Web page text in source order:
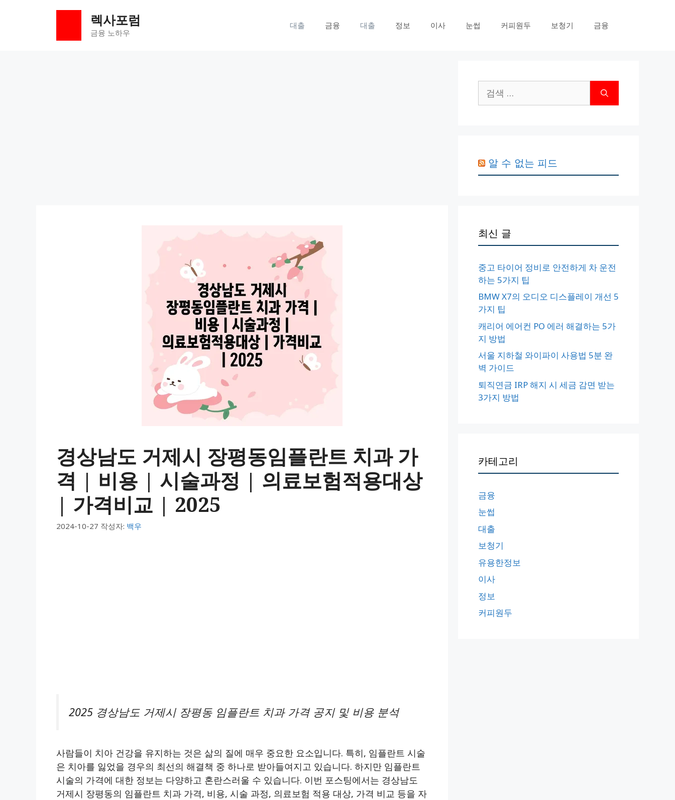
렉사포럼
금융 노하우
대출 금융 대출 정보 이사 눈썹 커피원두 보청기 금융
경상남도 거제시 장평동임플란트 치과 가
격 | 비용 | 시술과정 | 의료보험적용대상
| 가격비교 | 2025
2024-10-27 작성자: 백우
2025 경상남도 거제시 장평동 임플란트 치과 가격 공지 및 비용 분석
사람들이 치아 건강을 유지하는 것은 삶의 질에 매우 중요한 요소입니다. 특히, 임플란트 시술
은 치아를 잃었을 경우의 최선의 해결책 중 하나로 받아들여지고 있습니다. 하지만 임플란트
시술의 가격에 대한 정보는 다양하고 혼란스러울 수 있습니다. 이번 포스팅에서는 경상남도
거제시 장평동의 임플란트 치과 가격, 비용, 시술 과정, 의료보험 적용 대상, 가격 비교 등을 자
색:
알 수 없는 피드
최신 글
중고 타이어 정비로 안전하게 차 운전
하는 5가지 팁
BMW X7의 오디오 디스플레이 개선 5
가지 팁
캐리어 에어컨 PO 에러 해결하는 5가
지 방법
서울 지하철 와이파이 사용법 5분 완
벽 가이드
퇴직연금 IRP 해지 시 세금 감면 받는
3가지 방법
카테고리
금융
눈썹
대출
보청기
유용한정보
이사
정보
커피원두